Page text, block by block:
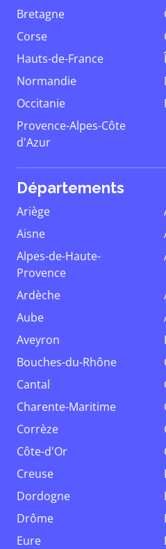
Bretagne
Corse
Hauts-de-France
Normandie
Occitanie
Provence-Alpes-Côte
d'Azur
Départements
Ariège
Aisne
Alpes-de-Haute-
Provence
Ardèche
Aube
Aveyron
Bouches-du-Rhône
Cantal
Charente-Maritime
Corrèze
Côte-d'Or
Creuse
Dordogne
Drôme
Eure